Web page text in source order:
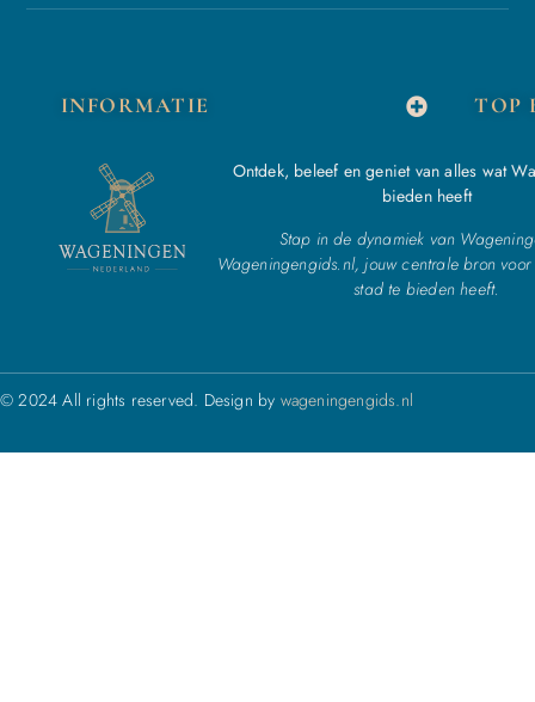
INFORMATIE TOP
Ontdek, beleef en geniet van alles wat
bieden heeft
Stap in de dynamiek van
Wageningengids.nl, jouw centrale bron
stad te bieden heeft.
© 2024 All rights reserved. Design by wageningengids.nl